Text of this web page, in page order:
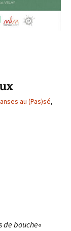
au (Pas)sé,
de bouche«